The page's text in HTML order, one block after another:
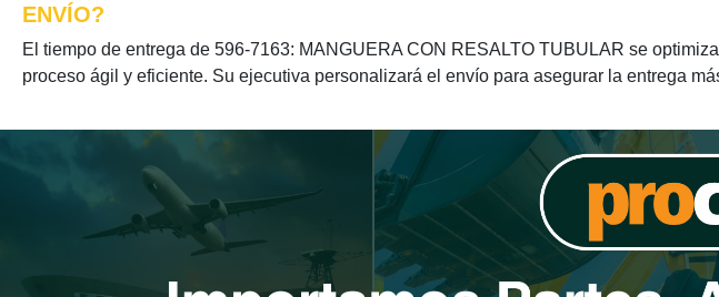
ENVÍO?
El tiempo de entrega de 596-7163: MANGUERA CON RESALTO TUBULAR se
proceso ágil y eficiente. Su ejecutiva personalizará el envío para asegurar la entrega